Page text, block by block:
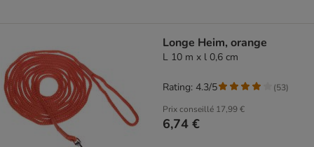
Longe Heim, orange
L 10 m x l 0,6 cm
Prix conseillé 17,99 €
6,74 €
Rating: 4.3/5 (53)